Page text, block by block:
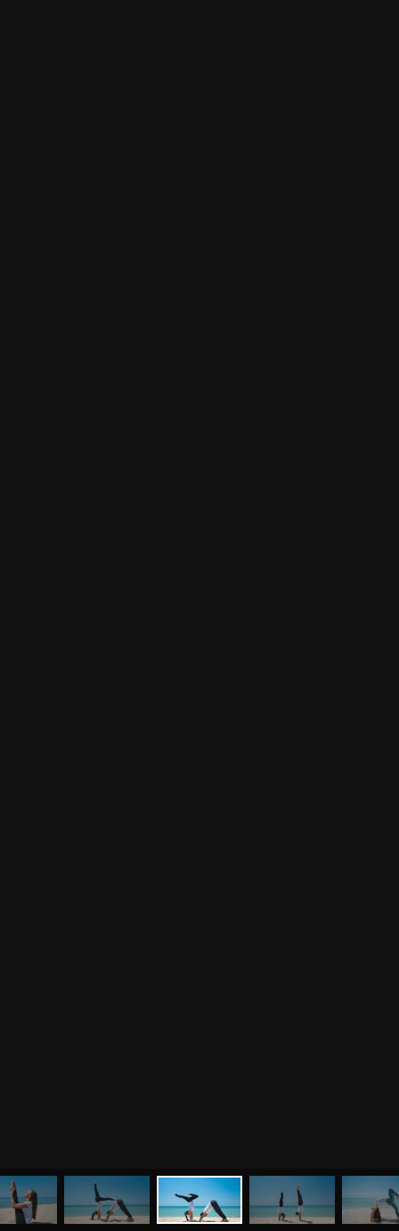
ЙОГА СЕМИНАРЫ МЕНЮ О НАС МАГАЗИН